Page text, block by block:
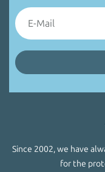
Since 2002, we have
for the